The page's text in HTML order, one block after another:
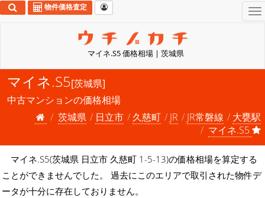
マイネ.S5 価格相場 | 茨城県
物件価格査定
マイネ.S5[茨城県]
中古マンションの価格相場
茨城県
日立市 久慈町 JR JR常磐線
大甕駅
マイネ.S5
マイネ.S5(茨城県 日立市 久慈町 1-5-13)の価格相場を算定する
ことができませんでした。 過去にこのエリアで取引された物件デ
ータが十分に存在しておりません。